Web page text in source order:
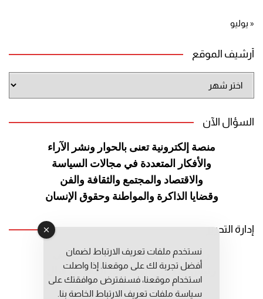
« يوليو
أرشيف الموقع
الموقع
السؤال الآن
منصة إلكترونية تعنى بالحوار ونشر الآراء
والأفكار المتعددة في مجالات السياسة
والاقتصاد والمجتمع والثقافة والفن
وقضايا الذاكرة والمواطنة وحقوق الإنسان
إدارة التحرير
رئيس التحرير: عبد الرحيم التوراني
رئيس التحرير المساعد: المعطي قبال
مديرة التحرير: فاطمة حوحو
نستخدم ملفات تعريف الارتباط لضمان
أفضل تجربة لك على موقعنا. إذا واصلت
استخدام موقعنا، فسنفترض موافقتك على
سياسة ملفات تعريف الارتباط الخاصة بنا.